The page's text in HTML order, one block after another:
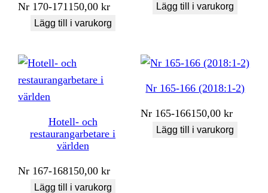
Nr 170-171150,00kr
Lägg till i varukorg
Lägg till i varukorg
Hotell- och
restaurangarbetare i
världen
Nr 167-168150,00kr
Lägg till i varukorg
Nr 165-166 (2018:1-2)
Nr 165-166150,00kr
Lägg till i varukorg